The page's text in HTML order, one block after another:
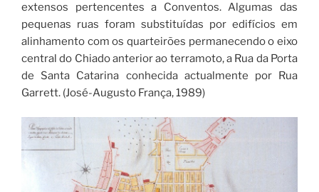
extensos pertencentes a Conventos. Algumas das
pequenas ruas foram substituídas por edifícios em
alinhamento com os quarteirões permanecendo o eixo
central do Chiado anterior ao terramoto, a Rua da Porta
de Santa Catarina conhecida actualmente por Rua
Garrett. (José-Augusto França, 1989)